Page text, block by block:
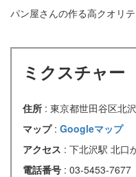
パン屋さんの作る高クオリ
ミクスチャー
住所 : 東京都世田谷区北
マップ : Googleマップ
アクセス : 下北沢駅 北口
電話番号 : 03-5453-7677